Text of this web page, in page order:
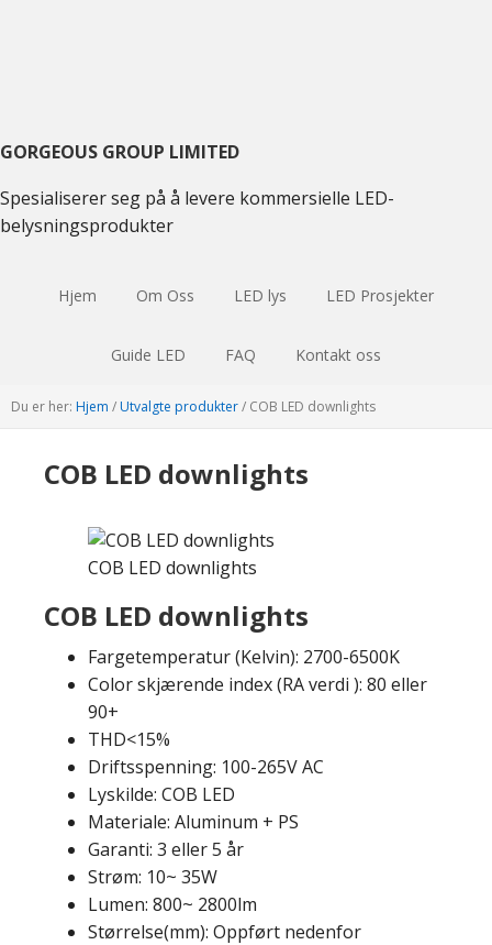
GORGEOUS GROUP LIMITED
Spesialiserer seg på å levere kommersielle LED-
belysningsprodukter
Hjem Om Oss LED lys LED Prosjekter
Guide LED FAQ Kontakt oss
Du er her: Hjem / Utvalgte produkter/ COB LED downlights
COB LED downlights
COB LED downlights
COB LED downlights
Fargetemperatur (Kelvin): 2700-6500K
Color skjærende index (RA verdi ): 80 eller
90+
THD<15%
Driftsspenning: 100-265V AC
Lyskilde: COB LED
Materiale: Aluminum + PS
Garanti: 3 eller 5 år
Strøm: 10~ 35W
Lumen: 800~ 2800lm
Størrelse(mm): Oppført nedenfor